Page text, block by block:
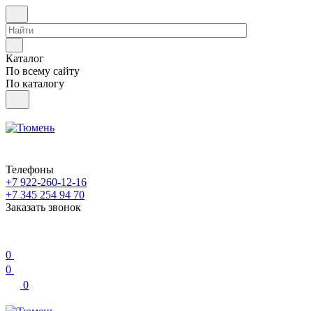
Каталог
По всему сайту
По каталогу
Телефоны
+7 922-260-12-16
+7 345 254 94 70
Заказать звонок
0
0
0